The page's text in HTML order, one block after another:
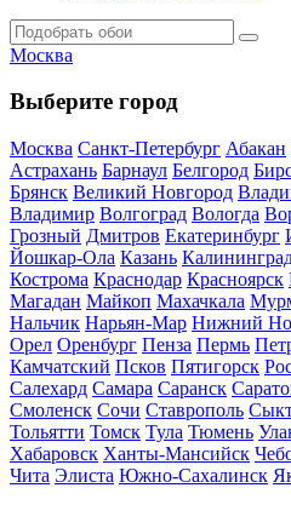
Москва
Выберите город
Москва Санкт-Петербург Абакан
Астрахань Барнаул Белгород
Брянск Великий Новгород
Владимир Волгоград Вологда
Грозный Дмитров Екатеринбург
Йошкар-Ола Казань
Кострома Краснодар Красноярск
Магадан Майкоп Махачкала
Нальчик Нарьян-Мар Нижний
Орел Оренбург Пенза Пермь
Камчатский Псков Пятигорск
Салехард Самара Саранск
Смоленск Сочи Ставрополь
Тольятти Томск Тула Тюмень
Хабаровск Ханты-Мансийск
Чита Элиста Южно-Сахалинск